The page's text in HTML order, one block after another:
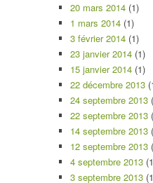
20 mars 2014 (1)
1 mars 2014 (1)
3 février 2014 (1)
23 janvier 2014 (1)
15 janvier 2014 (1)
22 décembre 2013
24 septembre 2013
22 septembre 2013
14 septembre 2013
12 septembre 2013
4 septembre 2013
3 septembre 2013